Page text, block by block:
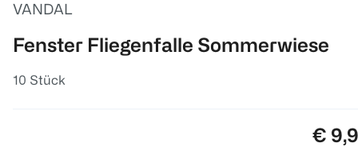
VANDAL
Fenster Fliegenfalle Sommerwiese
10 Stück
€